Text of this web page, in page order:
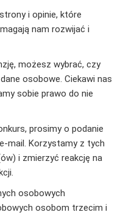
i opinie, które
nam rozwijać i
możesz wybrać, czy
osobowe. Ciekawi nas
sobie prawo do nie
prosimy o podanie
mail. Korzystamy z tych
i zmierzyć reakcję na
osobowych
osobom trzecim i